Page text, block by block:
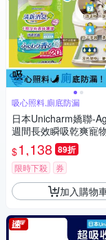
吸心照料,廁底防漏
日本Unicharm嬌聯-
週間長效瞬吸乾爽寵
師貓尿墊20片/袋-淡雅
(大容量吸水防滲漏貓
察尿色貓潔墊補充包,
貓砂盆)
$1,138 89折
限時下殺 券
加入購物